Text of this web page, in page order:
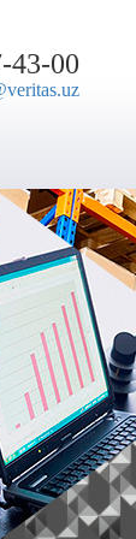
43-00